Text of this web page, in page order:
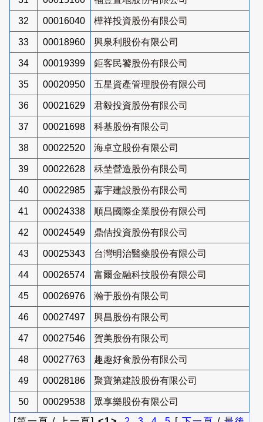
32 00016040 樺祥投資股份有限公司
33 00018960 興泉利股份有限公司
34 00019399 鉅客民饕股份有限公司
35 00020950 五星資產管理股份有限公司
36 00021629 君毅投資股份有限公司
37 00021698 科基股份有限公司
38 00022520 海卓立股份有限公司
39 00022628 秝埜營造股份有限公司
40 00022985 嘉宇建設股份有限公司
41 00024338 順昌國際企業股份有限公司
42 00024549 鼎佶投資股份有限公司
43 00025343 台灣明治醫藥股份有限公司
44 00026574 富爾金融科技股份有限公司
45 00026976 瀚于股份有限公司
46 00027497 興昌股份有限公司
47 00027546 賀美股份有限公司
48 00027763 趣趣好食股份有限公司
49 00028186 聚寶第建設股份有限公司
50 00029538
眾享樂股份有限公司